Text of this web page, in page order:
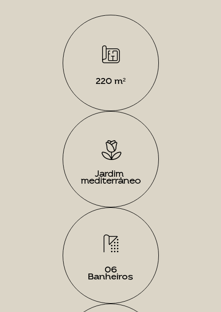
220 m²
Jardim
mediterrâneo
06
Banheiros